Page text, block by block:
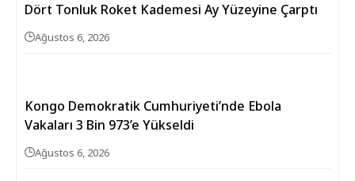
Dört Tonluk Roket Kademesi Ay Yüzeyine Çarptı
Ağustos 6, 2026
Kongo Demokratik Cumhuriyeti’nde Ebola
Vakaları 3 Bin 973’e Yükseldi
Ağustos 6, 2026